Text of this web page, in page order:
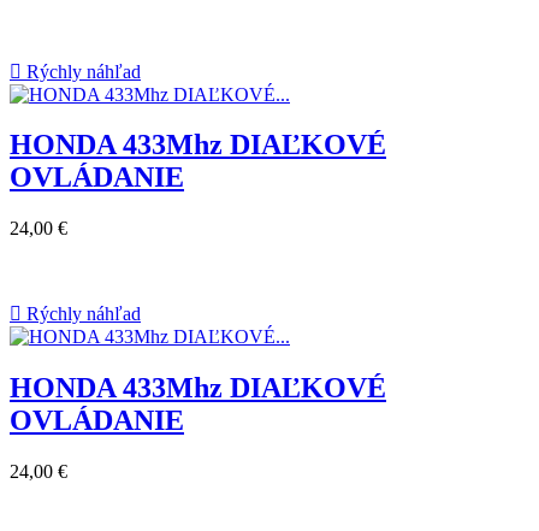
 Rýchly náhľad
HONDA 433Mhz DIAĽKOVÉ
OVLÁDANIE
24,00 €
 Rýchly náhľad
HONDA 433Mhz DIAĽKOVÉ
OVLÁDANIE
24,00 €